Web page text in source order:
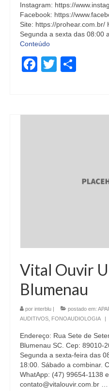
Instagram: https://
Facebook: https://
Site: https://prohear.com.br/
Segunda a sexta das 08:00
Conteúdo
Facebook
Twitter
Vital Ouvir
Blumenau
por interblu | postado em:
AUDITIVOS FONOAUDIOLOGIA |
Endereço: Rua Sete de
Blumenau SC. Cep: 89010-
Segunda a sexta-feira das
18:00. Sábado a combinar.
WhatApp: (47) 99654-1138
contato@vitalouvir.com.br …